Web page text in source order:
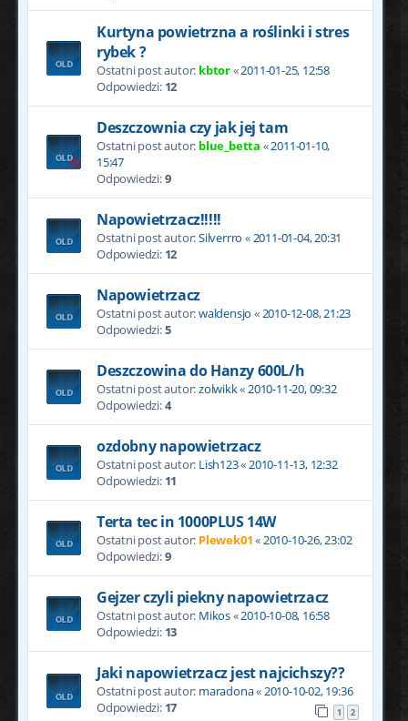
Kurtyna powietrzna a roślinki i stres
rybek ?
Ostatni post autor: kbtor«2011-01-25, 12:58
Odpowiedzi: 12
Deszczownia czy jak jej tam
Ostatni post autor: blue_betta «2011-01-10,
15:47
Odpowiedzi:9
Napowietrzacz!!!!!
Ostatni post autor:Silverrro « 2011-01-04, 20:31
Odpowiedzi: 12
Napowietrzacz
Ostatni post autor:waldensjo « 2010-12-08, 21:23
Odpowiedzi:5
Deszczowina do Hanzy 600L/h
Ostatni post autor:zolwikk« 2010-11-20, 09:32
Odpowiedzi:4
ozdobny napowietrzacz
Ostatni post autor: Lish123« 2010-11-13, 12:32
Odpowiedzi: 11
Terta tec in 1000PLUS 14W
Ostatni post autor: Plewek01« 2010-10-26, 23:02
Odpowiedzi:9
Gejzer czyli piekny napowietrzacz
Ostatni post autor: Mikos«2010-10-08, 16:58
Odpowiedzi: 13
Jaki napowietrzacz jest najcichszy??
Ostatni post autor: maradona« 2010-10-02, 19:36
Odpowiedzi: 17 1 2